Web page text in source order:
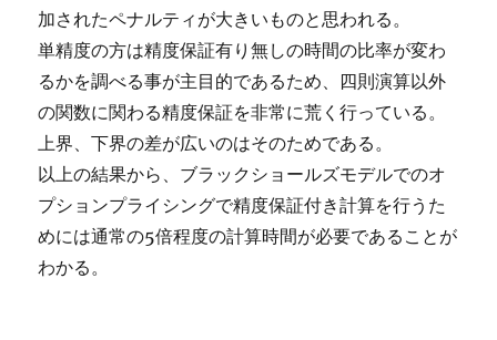
加されたペナルティが大きいものと思われる。
単精度の方は精度保証有り無しの時間の比率が変わ
るかを調べる事が主目的であるため、四則演算以外
の関数に関わる精度保証を非常に荒く行っている。
上界、下界の差が広いのはそのためである。
以上の結果から、ブラックショールズモデルでのオ
プションプライシングで精度保証付き計算を行うた
めには通常の5倍程度の計算時間が必要であることが
わかる。